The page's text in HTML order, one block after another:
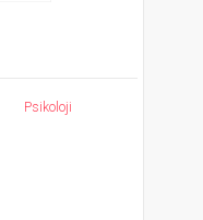
Psikoloji